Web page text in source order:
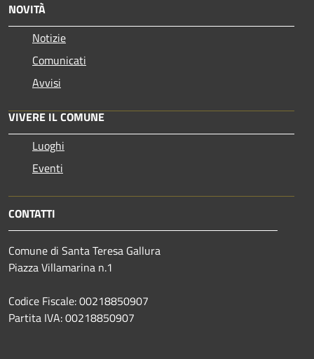
NOVITÀ
Notizie
Comunicati
Avvisi
VIVERE IL COMUNE
Luoghi
Eventi
CONTATTI
Comune di Santa Teresa Gallura
Piazza Villamarina n.1
Codice Fiscale: 00218850907
Partita IVA: 00218850907